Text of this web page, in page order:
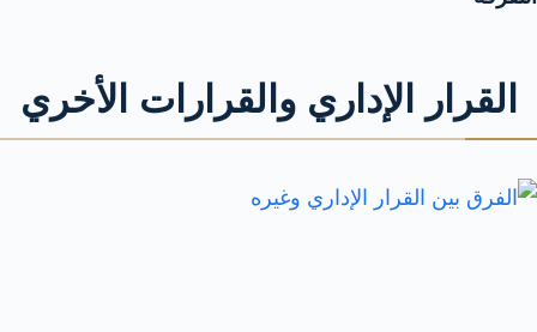
القرار الإداري والقرارات الأخري